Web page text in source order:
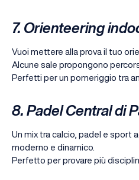
7. Orienteering
Vuoi mettere alla prova il tuo
Alcune sale propongono
Perfetti per un pomeriggio tra
8. Padel Central di
Un mix tra calcio, padel e sport
moderno e dinamico.
Perfetto per provare più